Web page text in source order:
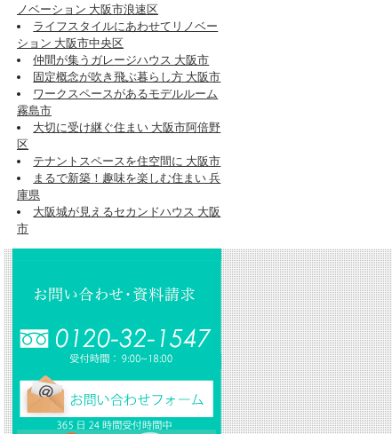
ノベーション 大阪市浪速区
ライフスタイルにあわせてリノベー
ション 大阪市中央区
仲間が集うガレージハウス 大阪市
固定概念が吹き飛ぶ暮らし方 大阪市
ワークスペースがあるモデルルーム
霧島市
大切に受け継ぐ住まい 大阪市阿倍野
区
テナントスペースを住空間に 大阪市
まるで新築！趣味を楽しむ住まい 兵
庫県
大阪城が見えるセカンドハウス 大阪
市